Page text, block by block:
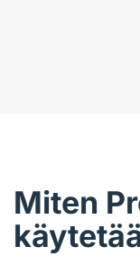
Miten